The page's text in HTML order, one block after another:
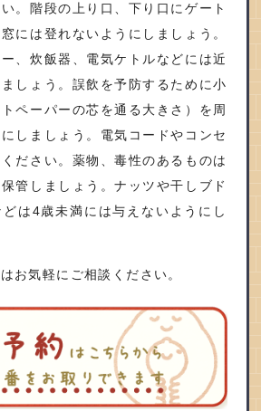
。階段の上り口、下り口にゲート
には登れないようにしましょう。
、炊飯器、電気ケトルなどには近
しょう。誤飲を予防するために小
ペーパーの芯を通る大きさ）を周
しましょう。電気コードやコンセ
ださい。薬物、毒性のあるものは
管しましょう。ナッツや干しブド
は4歳未満には与えないようにし
お気軽にご相談ください。